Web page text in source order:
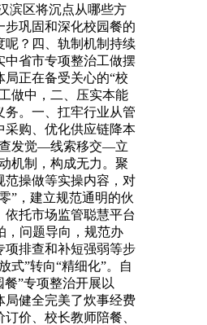
滨区将沉点从哪些方
步巩固和深化校园餐的
呢？四、轨制机制持续
中省市专项整治工做摆
局正在备受关心的“校
做中，二、压实本能
务。一、扛牢行业从管
采购、优化供应链降本
发觉—线索移交—立
机制，构成无力。聚
范操做等实操内容，对
”，建立规范通明的伙
依托市场监管聪慧平台
，问题导向，规范办
项排查和补短强弱等步
式”转向“精细化”。自
餐”专项整治开展以
局健全完美了炊事经费
价、校长教师陪餐、